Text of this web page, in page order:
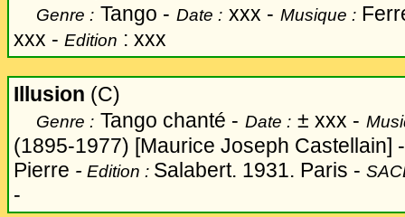
Genre : Tango - Date : xxx - Musique :
xxx - Edition : xxx
Illusion (C)
Genre : Tango chanté - Date : ± xxx -
(1895-1977) [Maurice Joseph Castellain] -
Pierre - Edition : Salabert. 1931. Paris -
-